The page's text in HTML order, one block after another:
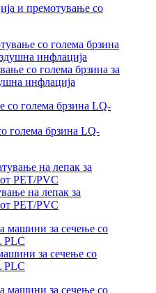
и премотување со
со голема брзина за
инфлација
голема брзина LQ-
на лепак за
PET/PVC
за сечење со
PLC